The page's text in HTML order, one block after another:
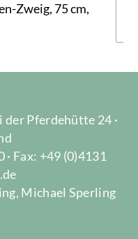
Zweig, 75 cm,
der Pferdehütte 24 ·
Fax: +49 (0)4131
Michael Sperling